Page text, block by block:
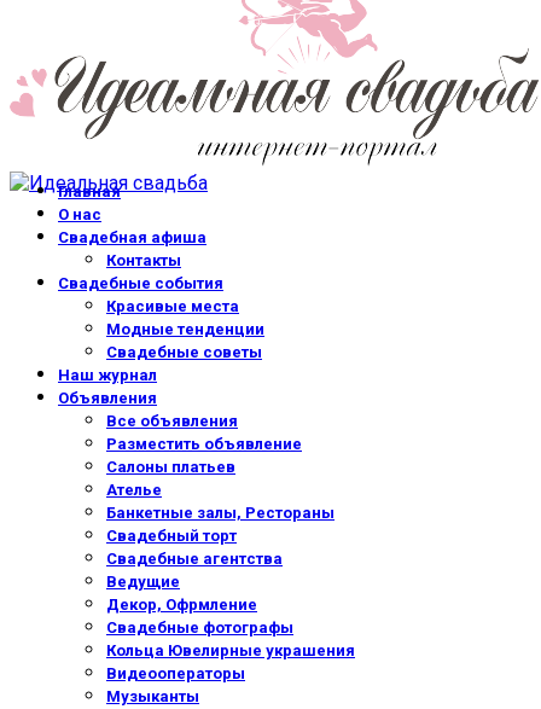
Главная
О нас
Свадебная афиша
Контакты
Свадебные события
Красивые места
Модные тенденции
Свадебные советы
Наш журнал
Объявления
Все объявления
Разместить объявление
Салоны платьев
Ателье
Банкетные залы, Рестораны
Свадебный торт
Свадебные агентства
Ведущие
Декор, Офрмление
Свадебные фотографы
Кольца Ювелирные украшения
Видеооператоры
Музыканты